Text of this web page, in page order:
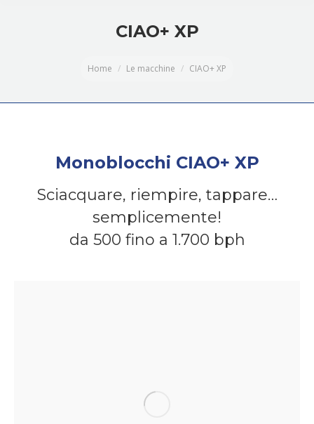
CIAO+ XP
Home Le macchine CIAO+ XP
Monoblocchi CIAO+ XP
Sciacquare, riempire, tappare…
semplicemente!
da 500 fino a 1.700 bph